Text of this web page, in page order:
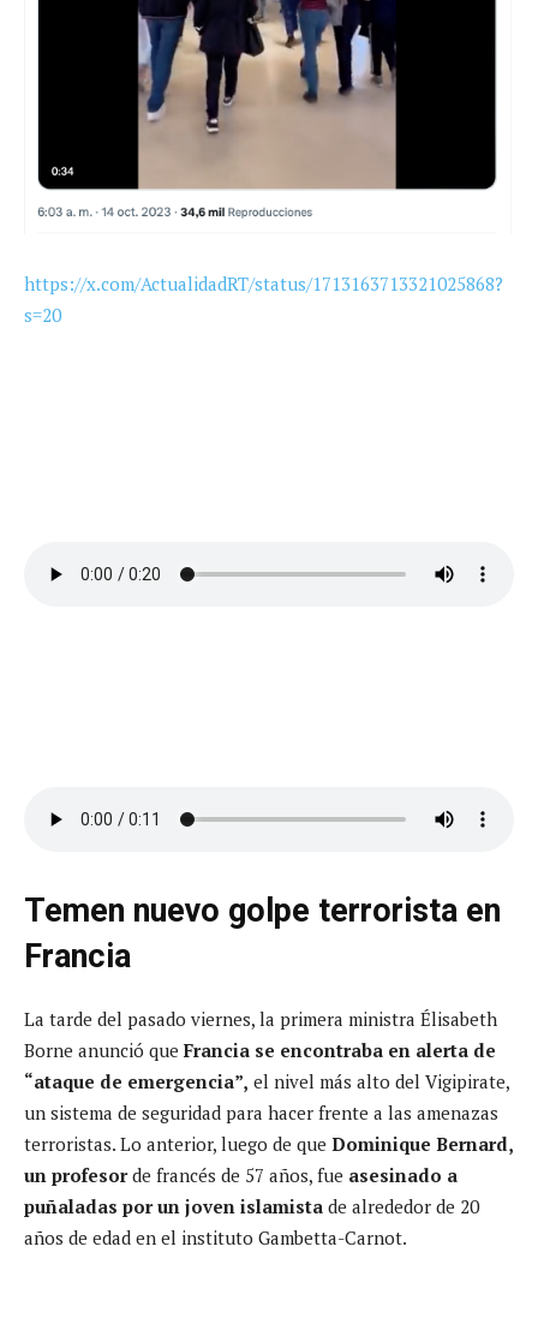
https://x.com/ActualidadRT/status/1713163713321025868?
s=20
Temen nuevo golpe terrorista en
Francia
La tarde del pasado viernes, la primera ministra Élisabeth
Borne anunció que Francia se encontraba en alerta de
“ataque de emergencia”, el nivel más alto del Vigipirate,
un sistema de seguridad para hacer frente a las amenazas
terroristas. Lo anterior, luego de que Dominique Bernard,
un profesorde francés de 57 años, fue asesinado a
puñaladas por un joven islamista de alrededor de 20
años de edad en el instituto Gambetta-Carnot.